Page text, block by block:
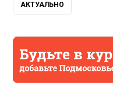
АКТУАЛЬНО